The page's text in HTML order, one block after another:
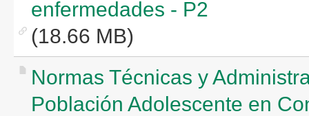
enfermedades - P2
(18.66 MB)
Normas Técnicas y
Población Adolescente en